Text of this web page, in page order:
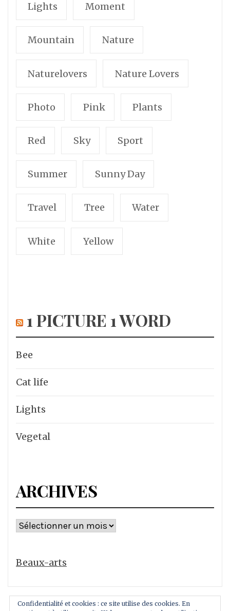
Lights Moment
Mountain Nature
Naturelovers Nature Lovers
Photo Pink Plants
Red Sky Sport
Summer Sunny Day
Travel Tree Water
White Yellow
1 PICTURE 1 WORD
Bee
Cat life
Lights
Vegetal
ARCHIVES
Archives
Beaux-arts
Confidentialité et cookies : ce site utilise des cookies. En